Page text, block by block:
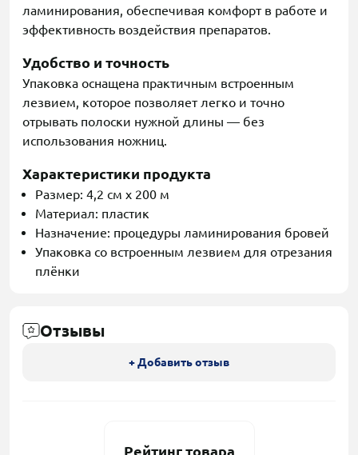
ламинирования, обеспечивая комфорт в работе и
эффективность воздействия препаратов.
Удобство и точность
Упаковка оснащена практичным встроенным
лезвием, которое позволяет легко и точно
отрывать полоски нужной длины — без
использования ножниц.
Характеристики продукта
Размер: 4,2 см x 200 м
Материал: пластик
Назначение: процедуры ламинирования бровей
Упаковка со встроенным лезвием для отрезания
плёнки
Отзывы
+ Добавить отзыв
Рейтинг товара